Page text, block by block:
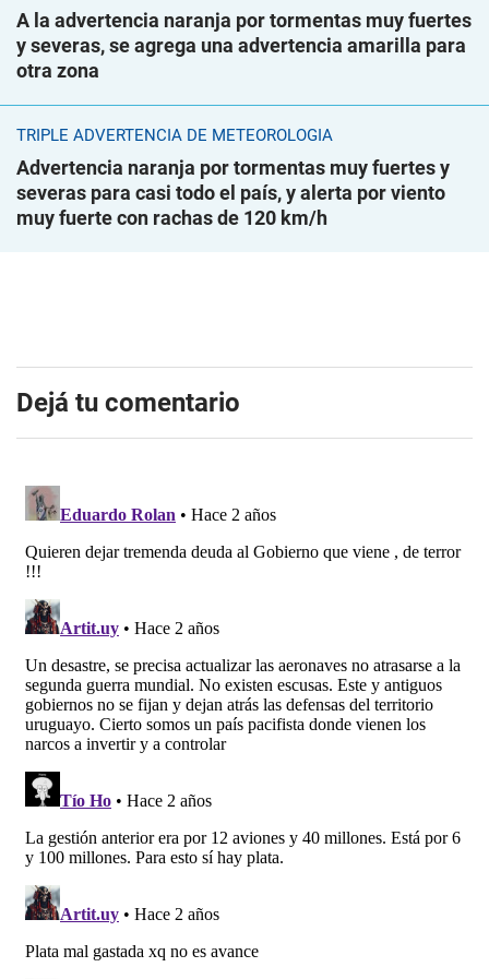
A la advertencia naranja por tormentas muy fuertes
y severas, se agrega una advertencia amarilla para
otra zona
TRIPLE ADVERTENCIA DE METEOROLOGÍA
Advertencia naranja por tormentas muy fuertes y
severas para casi todo el país, y alerta por viento
muy fuerte con rachas de 120 km/h
Dejá tu comentario